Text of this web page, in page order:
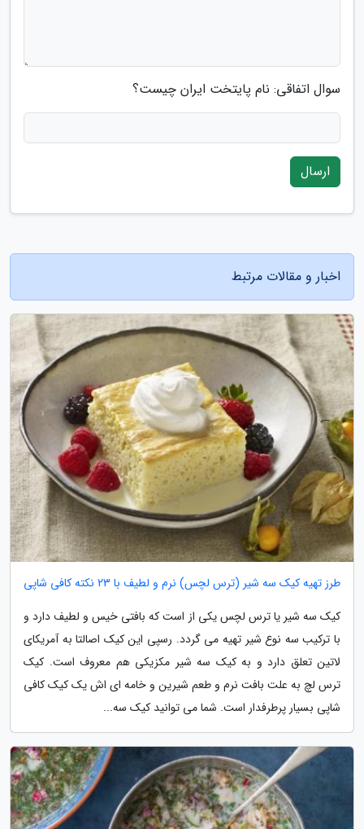
سوال اتفاقی: نام پایتخت ایران چیست؟
ارسال
اخبار و مقالات مرتبط
طرز تهیه کیک سه شیر (ترس لچس) نرم و لطیف با 23 نکته کافی شاپی
کیک سه شیر یا ترس لچس یکی از است که بافتی خیس و لطیف دارد و
با ترکیب سه نوع شیر تهیه می گردد. رسپی این کیک اصالتا به آمریکای
لاتین تعلق دارد و به کیک سه شیر مکزیکی هم معروف است. کیک
ترس لچ به علت بافت نرم و طعم شیرین و خامه ای اش یک کیک کافی
شاپی بسیار پرطرفدار است. شما می توانید کیک سه...